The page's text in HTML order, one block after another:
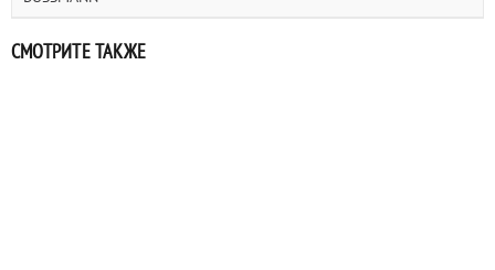
СМОТРИТЕ ТАКЖЕ